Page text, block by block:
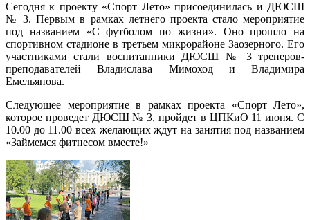
Сегодня к проекту «Спорт Лето» присоединилась и ДЮСШ
№ 3. Первым в рамках летнего проекта стало мероприятие
под названием «С футболом по жизни». Оно прошло на
спортивном стадионе в третьем микрорайоне Заозерного. Его
участниками стали воспитанники ДЮСШ № 3 тренеров-
преподавателей Владислава Мимоход и Владимира
Емельянова.
Следующее мероприятие в рамках проекта «Спорт Лето»,
которое проведет ДЮСШ № 3, пройдет в ЦПКиО 11 июня. С
10.00 до 11.00 всех желающих ждут на занятия под названием
«Займемся фитнесом вместе!»